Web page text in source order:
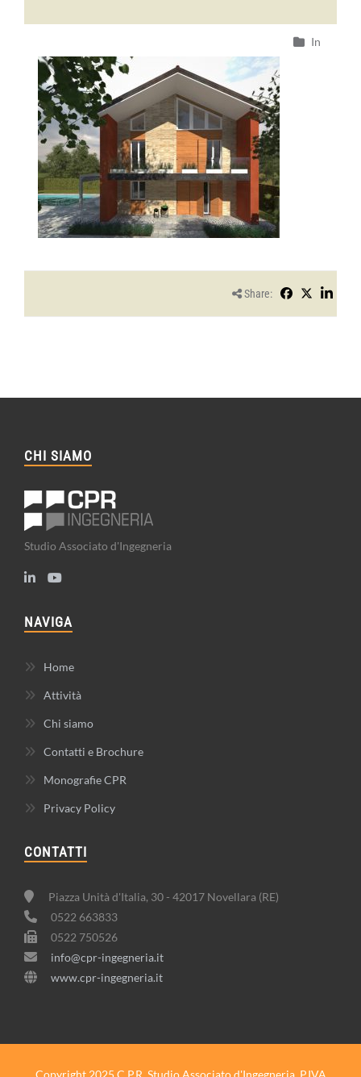
In
Share:
CHI SIAMO
Studio Associato d'Ingegneria
NAVIGA
Home
Attività
Chi siamo
Contatti e Brochure
Monografie CPR
Privacy Policy
CONTATTI
Piazza Unità d'Italia, 30 - 42017 Novellara (RE)
0522 663833
0522 750526
info@cpr-ingegneria.it
www.cpr-ingegneria.it
Copyright 2025 C.P.R. Studio Associato d'Ingegneria. P.IVA